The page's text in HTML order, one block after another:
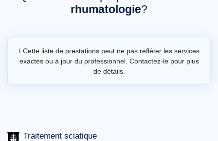
rhumatologie?
ℹ️ Cette liste de prestations peut ne pas refléter les services
exactes ou à jour du professionnel. Contactez-le pour plus
de détails.
Traitement sciatique